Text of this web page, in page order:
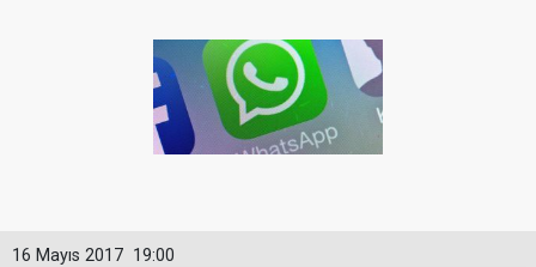
19:00
16 Mayıs 2017